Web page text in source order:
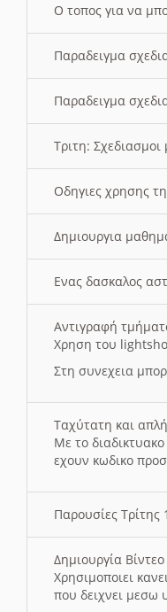
O τοπος για να
Παραδειγμα
Παραδειγμα
Τριτη:
Οδηγιες χρησης
Δημιουργια
Ενας δασκαλος
Αντιγραφή
Χρηση του
Στη συνεχεια
Ταχύτατη και
Με το
εχουν κωδικο
Παρουσίες Τρίτης
Δημιουργία
Χρησιμοποιει
που δειχνει μεσω